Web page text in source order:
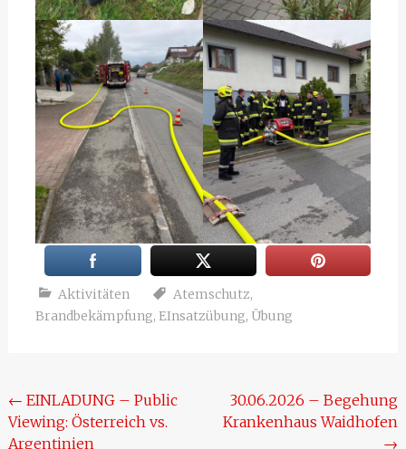
Aktivitäten Atemschutz,
Brandbekämpfung, EInsatzübung, Übung
Beitragsnavigation
← EINLADUNG – Public
Viewing: Österreich vs.
Argentinien
30.06.2026 – Begehung
Krankenhaus Waidhofen
→